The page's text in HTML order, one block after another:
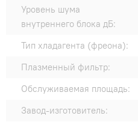
Уровень шума
внутреннего блока дБ:
Тип хладагента (фреона):
Плазменный фильтр:
Обслуживаемая площадь:
Завод-изготовитель: